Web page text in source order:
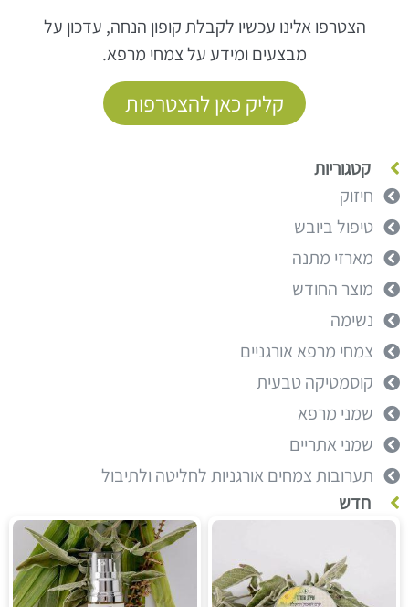
הצטרפו אלינו עכשיו לקבלת קופון הנחה, עדכון על
מבצעים ומידע על צמחי מרפא.
קליק כאן להצטרפות
קטגוריות
חיזוק
טיפול ביובש
מארזי מתנה
מוצר החודש
נשימה
צמחי מרפא אורגניים
קוסמטיקה טבעית
שמני מרפא
שמני אתריים
תערובות צמחים אורגניות לחליטה ולתיבול
חדש